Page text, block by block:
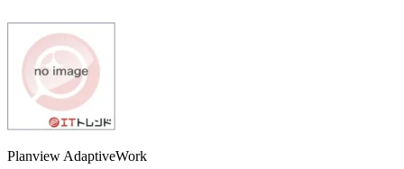
Planview AdaptiveWork